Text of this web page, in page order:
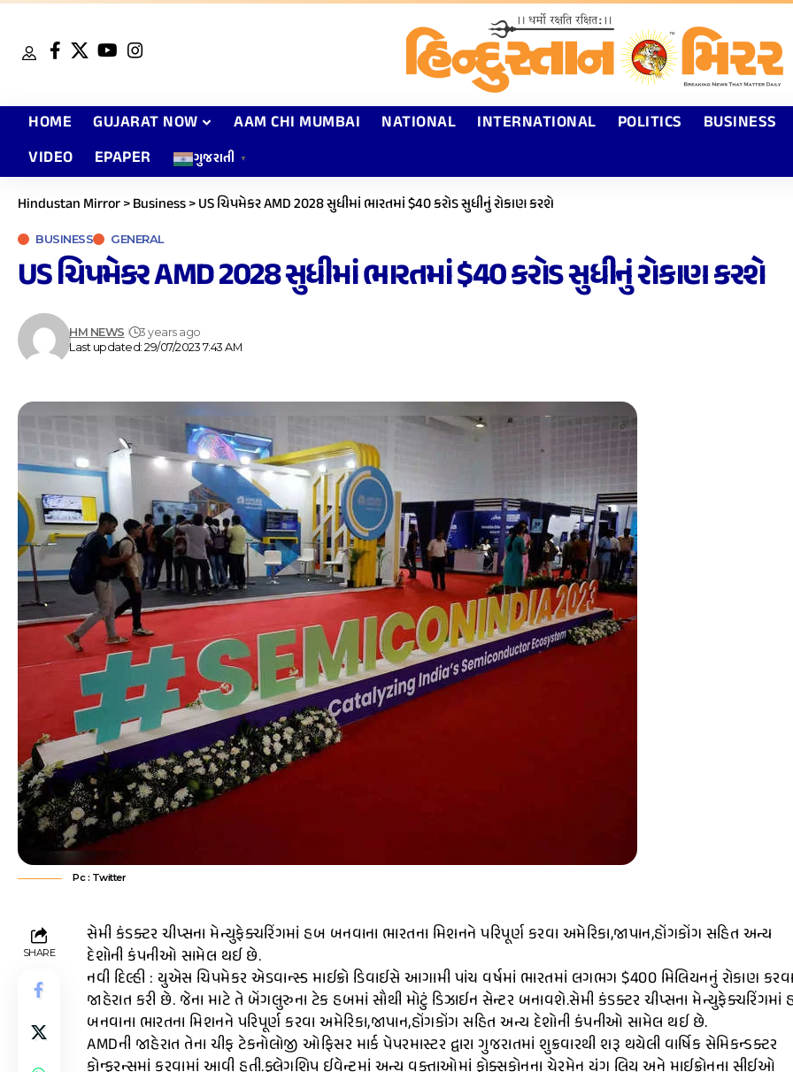
HOME GUJARAT NOW AAM CHI MUMBAI NATIONAL INTERNATIONAL POLITICS
BUSINESS
VIDEO
EPAPER ગુજરાતી ▼
Hindustan Mirror>Business>US ચિપમેકર AMD 2028 સુધીમાં ભારતમાં $40 કરોડ સુધીનું રોકાણ કરશે
BUSINESS GENERAL
US ચિપમેકર AMD 2028 સુધીમાં ભારતમાં $40 કરોડ સુધીનું રોકાણ કરશે
Last updated: 29/07/2023 7:43 AM
HM NEWS 3 years ago
Pc : Twitter
SHARE
સેમી કંડક્ટર ચીપ્સના મેન્યુફેક્ચરિંગમાં હબ બનવાના ભારતના મિશનને પરિપૂર્ણ કરવા અમેરિકા,જાપાન,હોંગકોંગ સહિત અન્ય
દેશોની કંપનીઓ સામેલ થઈ છે.
નવી દિલ્હી : યુએસ ચિપમેકર એડવાન્સ્ડ માઈક્રો ડિવાઈસે આગામી પાંચ વર્ષમાં ભારતમાં લગભગ $400 મિલિયનનું રોકાણ
જાહેરાત કરી છે. જેના માટે તે બેંગલુરુના ટેક હબમાં સૌથી મોટું ડિઝાઈન સેન્ટર બનાવશે.સેમી કંડક્ટર ચીપ્સના મેન્યુફેક્ચરિંગમાં
બનવાના ભારતના મિશનને પરિપૂર્ણ કરવા અમેરિકા,જાપાન,હોંગકોંગ સહિત અન્ય દેશોની કંપનીઓ સામેલ થઈ છે.
AMDની જાહેરાત તેના ચીફ ટેકનોલોજી ઓફિસર માર્ક પેપરમાસ્ટર દ્વારા ગુજરાતમાં શુક્રવારથી શરૂ થયેલી વાર્ષિક સેમિકન્ડક્ટર